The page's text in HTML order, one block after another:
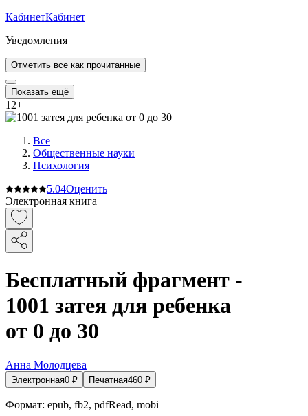
КабинетКабинет
Уведомления
Отметить все как прочитанные
Показать ещё
12+
Все
Общественные науки
Психология
5.04Оценить
Электронная книга
Бесплатный фрагмент -
1001 затея для ребенка
от 0 до 30
Анна Молодцева
Электронная0 ₽ Печатная460 ₽
Формат: epub, fb2, pdfRead, mobi